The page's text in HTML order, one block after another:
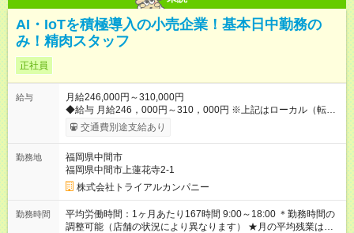
AI・IoTを積極導入の小売企業！基本日中勤務の
み！精肉スタッフ
正社員
給与
月給246,000円～310,000円
◆給与 月給246，000円～310，000円 ※上記はローカル（転勤
なし）勤務の給与になります。 ※リージョナル勤務（ブロック
内転勤あり）：月給250，000円～ 全国勤務：月給260，000
～400，000円 【バイヤー経験がある方】 月給380，000円～ ※
当社規定の採用基準により、能力、年齢、 前職経験などを考慮
の上、決定いたします。 ※試用期間2ヶ月（賃金同一） ◆給与に
プラスしてもらえる手当・インセンティブ ◎残業手当 ◎住宅手
当 ◎通勤手当 ◎家族手当 ◎資格手当 ◎職位手当 ◎単身手当 ◎残
業手当（全額支給） ◎深夜手当 ※一部、店舗により異なります
交通費別途支給あり
勤務地
福岡県中間市
福岡県中間市上蓮花寺2-1
株式会社トライアルカンパニー
勤務時間
平均労働時間：1ヶ月あたり167時間 9:00～18:00 ＊勤務時間の
調整可能（店舗の状況により異なります） ★月の平均残業は